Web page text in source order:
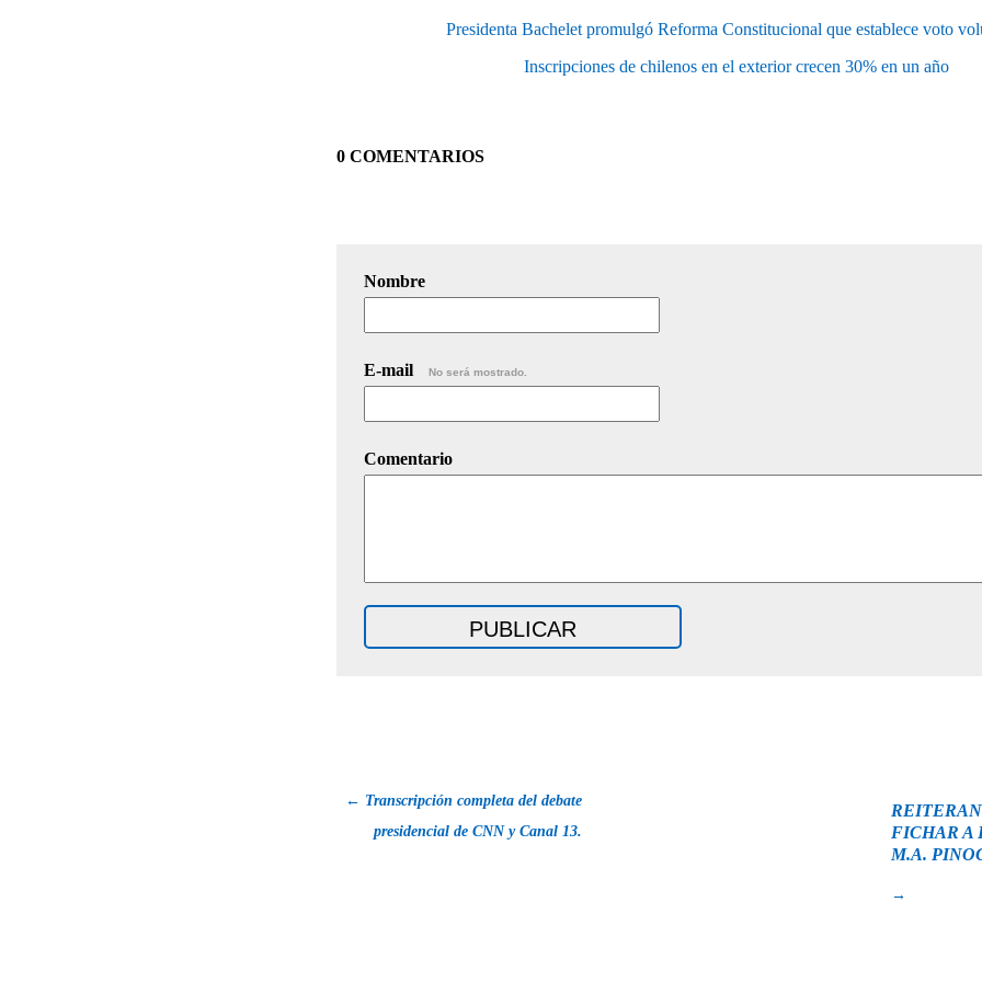
Presidenta Bachelet promulgó Reforma Constitucional que establece voto
Inscripciones de chilenos en el exterior crecen 30% en un año
0 COMENTARIOS
Nombre
E-mail No será mostrado.
Comentario
← Transcripción completa del debate
presidencial de CNN y Canal 13.
FICHAR A
M.A.
→